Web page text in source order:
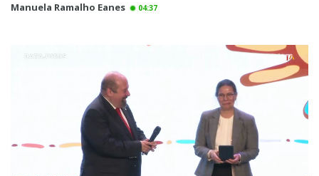
Manuela Ramalho Eanes 04:37